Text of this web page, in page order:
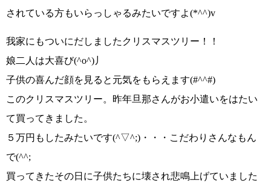
されている方もいらっしゃるみたいですよ(*^^)v
我家にもついにだしましたクリスマスツリー！！
娘二人は大喜び(^o^)丿
子供の喜んだ顔を見ると元気をもらえます(#^^#)
このクリスマスツリー。昨年旦那さんがお小遣いをはたい
て買ってきました。
５万円もしたみたいです(^▽^;) ・・・ こだわりさんなもん
で(^^;
買ってきたその日に子供たちに壊され悲鳴上げていました